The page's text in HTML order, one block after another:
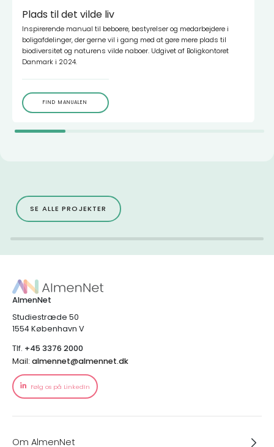
Plads til det vilde liv
Inspirerende manual til beboere, bestyrelser og medarbejdere i
boligafdelinger, der gerne vil i gang med at gøre mere plads til
biodiversitet og naturens vilde naboer. Udgivet af Boligkontoret
Danmark i 2024.
FIND MANUALEN
SE ALLE PROJEKTER
AlmenNet
Studiestræde 50
1554 København V
Tlf. +45 3376 2000
Mail: almennet@almennet.dk
Følg os på LinkedIn
Om AlmenNet